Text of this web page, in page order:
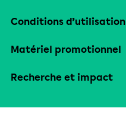
Conditions d’utilisation
Matériel promotionnel
Recherche et impact